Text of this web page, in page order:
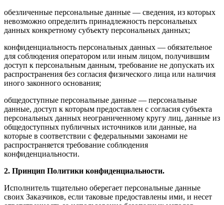
обезличенные персональные данные — сведения, из которых
невозможно определить принадлежность персональных
данных конкретному субъекту персональных данных;
конфиденциальность персональных данных — обязательное
для соблюдения оператором или иным лицом, получившим
доступ к персональным данным, требование не допускать их
распространения без согласия физического лица или наличия
иного законного основания;
общедоступные персональные данные — персональные
данные, доступ к которым предоставлен с согласия субъекта
персональных данных неограниченному кругу лиц, данные из
общедоступных публичных источников или данные, на
которые в соответствии с федеральными законами не
распространяется требование соблюдения
конфиденциальности.
2. Принцип Политики конфиденциальности.
Исполнитель тщательно оберегает персональные данные
своих Заказчиков, если таковые предоставлены ими, и несет